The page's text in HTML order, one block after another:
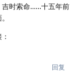
时索命……十五年前
回复